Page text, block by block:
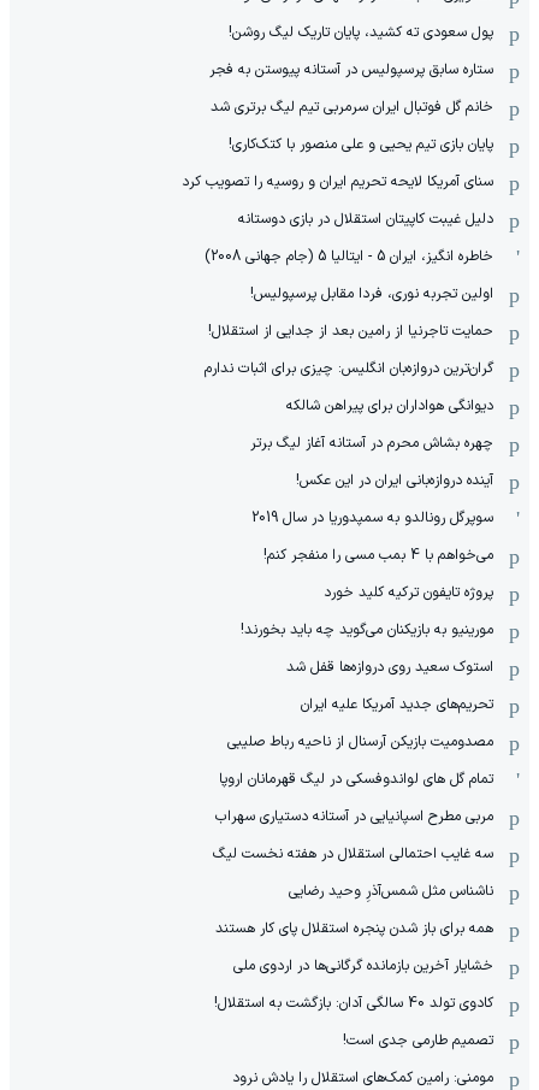
پول سعودی ته کشید، پایان تاریک لیگ روشن!
ستاره سابق پرسپولیس در آستانه پیوستن به فجر
خانم گل فوتبال ایران سرمربی تیم لیگ برتری شد
پایان بازی تیم یحیی و علی منصور با کتک‌کاری!
سنای آمریکا لایحه تحریم ایران و روسیه را تصویب کرد
دلیل غیبت کاپیتان استقلال در بازی دوستانه
خاطره انگیز، ایران 5 - ایتالیا 5 (جام جهانی 2008)
اولین تجربه نوری، فردا مقابل پرسپولیس!
حمایت تاجرنیا از رامین بعد از جدایی از استقلال!
گران‌ترین دروازه‌بان انگلیس: چیزی برای اثبات ندارم
دیوانگی هواداران برای پیراهن شالکه
چهره بشاش محرم در آستانه آغاز لیگ برتر
آینده دروازه‌بانی ایران در این عکس!
سوپرگل رونالدو به سمپدوریا در سال 2019
می‌خواهم با 4 بمب مسی را منفجر کنم!
پروژه تایفون ترکیه کلید خورد
مورینیو به بازیکنان می‌گوید چه باید بخورند!
استوک سعید روی دروازه‌ها قفل شد
تحریم‌های جدید آمریکا علیه ایران
مصدومیت بازیکن آرسنال از ناحیه رباط صلیبی
تمام گل های لواندوفسکی در لیگ قهرمانان اروپا
مربی مطرح اسپانیایی در آستانه دستیاری سهراب
سه غایب احتمالی استقلال در هفته نخست لیگ
ناشناس مثل شمس‌آذرِ وحید رضایی
همه برای باز شدن پنجره استقلال پای کار هستند
خشایار آخرین بازمانده گرگانی‌ها در اردوی ملی
کادوی تولد 40 سالگی آدان: بازگشت به استقلال!
تصمیم طارمی جدی است!
مومنی: رامین کمک‌های استقلال را یادش نرود